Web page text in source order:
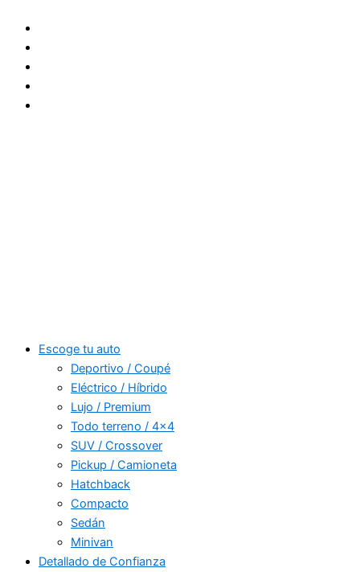
contenido
Escoge tu auto
Deportivo / Coupé
Eléctrico / Híbrido
Lujo / Premium
Todo terreno / 4×4
SUV / Crossover
Pickup / Camioneta
Hatchback
Compacto
Sedán
Minivan
Detallado de Confianza